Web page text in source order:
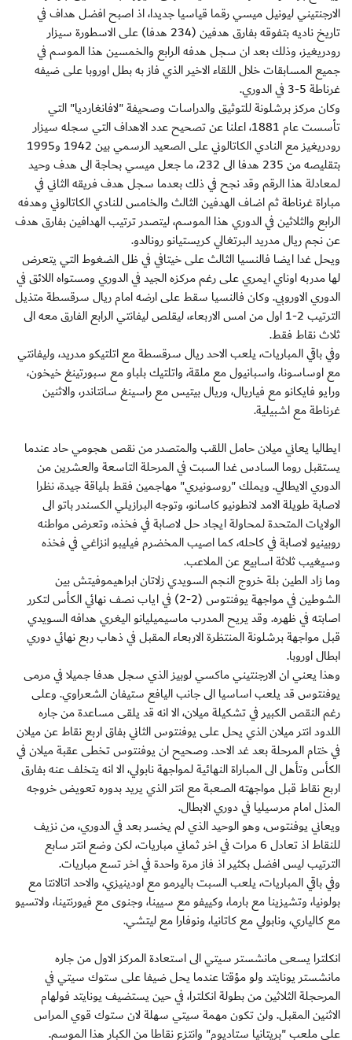
الارجنتيني ليونيل ميسي رقما قياسيا جديدا، اذ اصبح افضل هداف في
تاريخ ناديه بتفوقه بفارق هدفين (234 هدفا) على الاسطورة سيزار
رودريغيز، وذلك بعد ان سجل هدفه الرابع والخمسين هذا الموسم في
جميع المسابقات خلال اللقاء الاخير الذي فاز به بطل اوروبا على ضيفه
غرناطة 5-3 في الدوري.
وكان مركز برشلونة للتوثيق والدراسات وصحيفة "لافانغارديا" التي
تأسست عام 1881، اعلنا عن تصحيح عدد الاهداف التي سجله سيزار
رودريغيز مع النادي الكاتالوني على الصعيد الرسمي بين 1942 و1995
بتقليصه من 235 هدفا الى 232، ما جعل ميسي بحاجة الى هدف وحيد
لمعادلة هذا الرقم وقد نجح في ذلك بعدما سجل هدف فريقه الثاني في
مباراة غرناطة ثم اضاف الهدفين الثالث والخامس للنادي الكاتالوني وهدفه
الرابع والثلاثين في الدوري هذا الموسم، ليتصدر ترتيب الهدافين بفارق هدف
عن نجم ريال مدريد البرتغالي كريستيانو رونالدو.
ويحل غدا ايضا فالنسيا الثالث على خيتافي في ظل الضغوط التي يتعرض
لها مدربه اوناي ايمري على رغم مركزه الجيد في الدوري ومستواه اللائق في
الدوري الاوروبي. وكان فالنسيا سقط على ارضه امام ريال سرقسطة متذيل
الترتيب 2-1 اول من امس الاربعاء، ليقلص ليفانتي الرابع الفارق معه الى
ثلاث نقاط فقط.
وفي باقي المباريات، يلعب الاحد ريال سرقسطة مع اتلتيكو مدريد، وليفانتي
مع اوساسونا، واسبانيول مع ملقة، واتلتيك بلباو مع سبورتينغ خيخون،
ورايو فايكانو مع فياريال، وريال بيتيس مع راسينغ سانتاندر، والاثنين
غرناطة مع اشبيلية.
ايطاليا يعاني ميلان حامل اللقب والمتصدر من نقص هجومي حاد عندما
يستقبل روما السادس غدا السبت في المرحلة التاسعة والعشرين من
الدوري الايطالي. ويملك "روسونيري" مهاجمين فقط بلياقة جيدة، نظرا
لاصابة طويلة الامد لانطونيو كاسانو، وتوجه البرازيلي الكسندر باتو الى
الولايات المتحدة لمحاولة ايجاد حل لاصابة في فخذه، وتعرض مواطنه
روبينيو لاصابة في كاحله، كما اصيب المخضرم فيليبو انزاغي في فخذه
وسيغيب ثلاثة اسابيع عن الملاعب.
وما زاد الطين بلة خروج النجم السويدي زلاتان ابراهيموفيتش بين
الشوطين في مواجهة يوفنتوس (2-2) في اياب نصف نهائي الكأس لتكرر
اصابته في ظهره. وقد يريح المدرب ماسيميليانو اليغري هدافه السويدي
قبل مواجهة برشلونة المنتظرة الاربعاء المقبل في ذهاب ربع نهائي دوري
ابطال اوروبا.
وهذا يعني ان الارجنتيني ماكسي لوبيز الذي سجل هدفا جميلا في مرمى
يوفنتوس قد يلعب اساسيا الى جانب اليافع ستيفان الشعراوي. وعلى
رغم النقص الكبير في تشكيلة ميلان، الا انه قد يلقى مساعدة من جاره
اللدود انتر ميلان الذي يحل على يوفنتوس الثاني بفاق اربع نقاط عن ميلان
في ختام المرحلة بعد غد الاحد. وصحيح ان يوفنتوس تخطى عقبة ميلان في
الكأس وتأهل الى المباراة النهائية لمواجهة نابولي، الا انه يتخلف عنه بفارق
اربع نقاط قبل مواجهته الصعبة مع انتر الذي يريد بدوره تعويض خروجه
المذل امام مرسيليا في دوري الابطال.
ويعاني يوفنتوس، وهو الوحيد الذي لم يخسر بعد في الدوري، من نزيف
للنقاط اذ تعادل 6 مرات في اخر ثماني مباريات، لكن وضع انتر سابع
الترتيب ليس افضل بكثير اذ فاز مرة واحدة في اخر تسع مباريات.
وفي باقي المباريات، يلعب السبت باليرمو مع اودينيزي، والاحد اتالانتا مع
بولونيا، وتشيزينا مع بارما، وكييفو مع سيينا، وجنوى مع فيورنتينا، ولاتسيو
مع كالياري، ونابولي مع كاتانيا، ونوفارا مع ليتشي.
انكلترا يسعى مانشستر سيتي الى استعادة المركز الاول من جاره
مانشستر يونايتد ولو مؤقتا عندما يحل ضيفا على ستوك سيتي في
المرحجلة الثلاثين من بطولة انكلترا، في حين يستضيف يونايتد فولهام
الاثنين المقبل. ولن تكون مهمة سيتي سهلة لان ستوك قوي المراس
على ملعب "بريتانيا ستاديوم" وانتزع نقاطا من الكبار هذا الموسم.